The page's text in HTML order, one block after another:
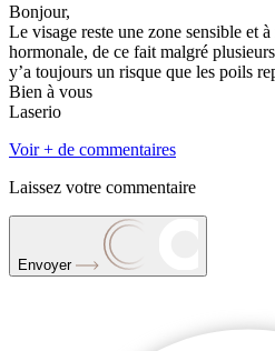
Bonjour,
Le visage reste une zone sensible et
hormonale, de ce fait malgré
y’a toujours un risque que les poils
Bien à vous
Laserio
Voir + de commentaires
Laissez votre commentaire
Envoyer